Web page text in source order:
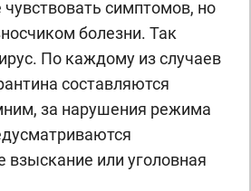
симптомов, но
болезни. Так
По каждому из случаев
составляются
за нарушения режима
взыскание или уголовная